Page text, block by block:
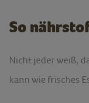
So
Nicht jeder weiß,
kann wie frisches